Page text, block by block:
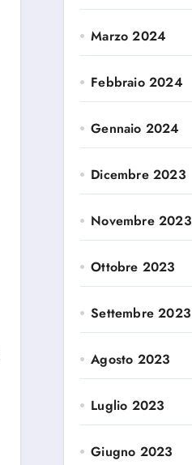
Marzo 2024
Febbraio 2024
Gennaio 2024
Dicembre 2023
Novembre 2023
Ottobre 2023
Settembre 2023
Agosto 2023
Luglio 2023
Giugno 2023